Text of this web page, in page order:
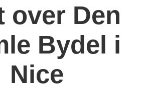
over Den
Bydel i
Nice